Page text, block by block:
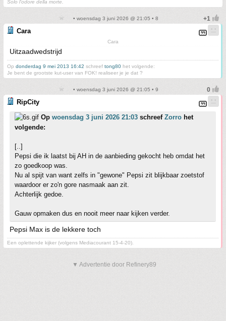
Solo l'odore della morte.
• woensdag 3 juni 2026 @ 21:05 • 8
Cara
Cara
Uitzaadwedstrijd
Op donderdag 9 mei 2013 16:42 schreef tong80 het volgende:
Je bent de grootste kut-user van FOK! realiseer je je dat ?
• woensdag 3 juni 2026 @ 21:05 • 9
RipCity
Op woensdag 3 juni 2026 21:03 schreef Zorro het
volgende:
[..]
Pepsi die ik laatst bij AH in de aanbieding gekocht heb omdat het
zo goedkoop was.
Nu al spijt van want zelfs in "gewone" Pepsi zit blijkbaar zoetstof
waardoor er zo'n gore nasmaak aan zit.
Achterlijk gedoe.
Gauw opmaken dus en nooit meer naar kijken verder.
Pepsi Max is de lekkere toch
Een oplettende kijker (volgens Mediacourant 15-4-20).
▼ Advertentie door Refinery89